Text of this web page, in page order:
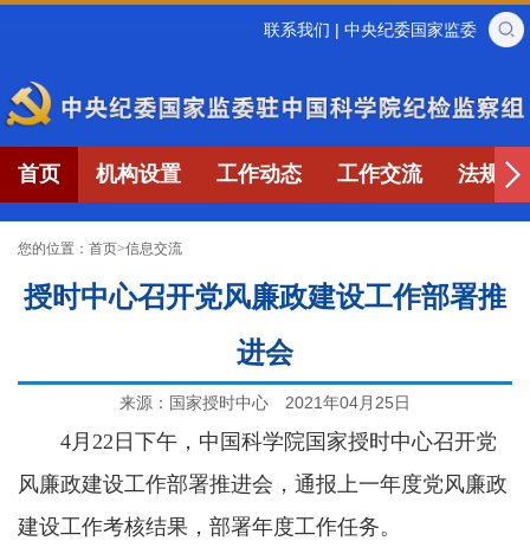
联系我们 | 中央纪委国家监委
首页 机构设置 工作动态 工作交流 法规制
您的位置： 首页>信息交流
授时中心召开党风廉政建设工作部署推
进会
来源：国家授时中心 2021年04月25日
4月22日下午，中国科学院国家授时中心召开党
风廉政建设工作部署推进会，通报上一年度党风廉政
建设工作考核结果，部署年度工作任务。